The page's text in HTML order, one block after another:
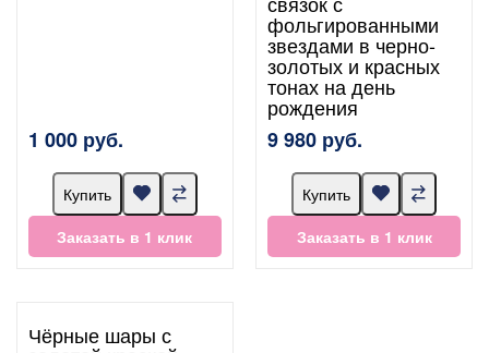
1 000 руб.
Купить
Заказать в 1 клик
фольгированными
звездами в черно-
золотых и красных
тонах на день
рождения
9 980 руб.
Купить
Заказать в 1 клик
Чёрные шары с